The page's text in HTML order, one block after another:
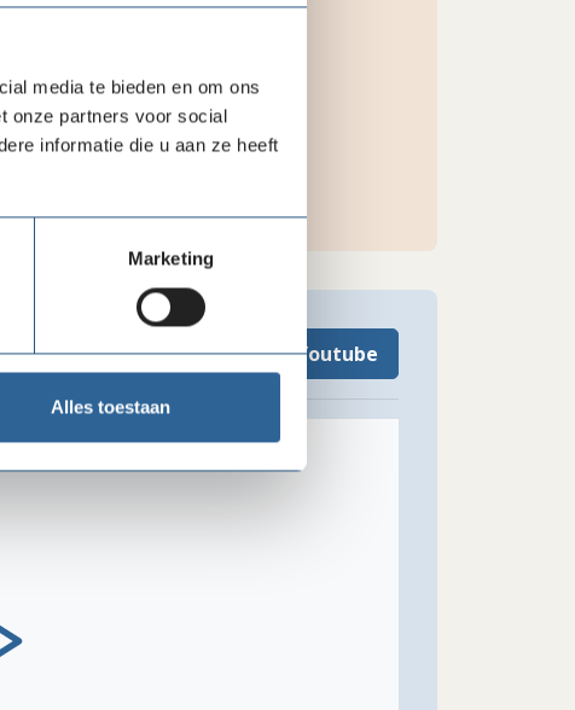
media te bieden en om ons
onze partners voor social
informatie die u aan ze heeft
Marketing
Alles toestaan
Bekijk op Youtube